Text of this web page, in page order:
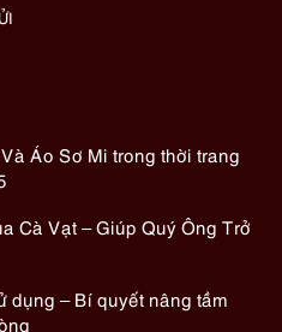
Áo Sơ Mi trong thời trang
Cà Vạt – Giúp Quý Ông Trở
dụng – Bí quyết nâng tầm